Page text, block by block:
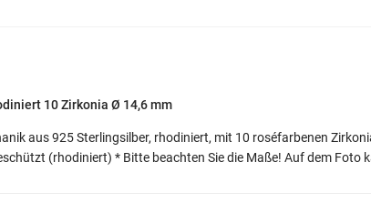
10 Zirkonia Ø 14,6 mm
aus 925 Sterlingsilber, rhodiniert, mit 10 roséfarbenen
(rhodiniert) * Bitte beachten Sie die Maße! Auf dem Foto